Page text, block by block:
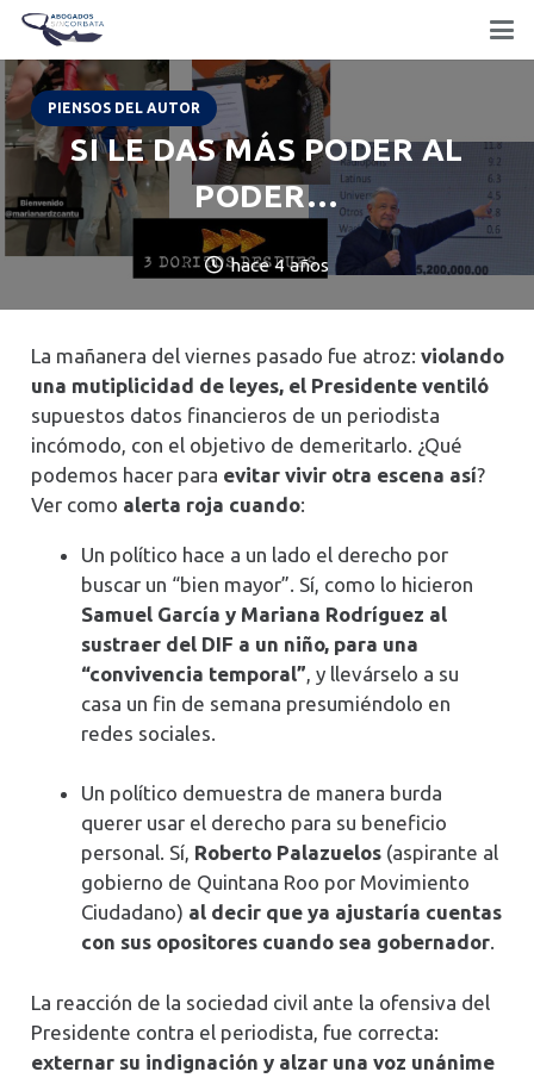
PIENSOS DEL AUTOR
SI LE DAS MÁS PODER AL
PODER…
hace 4 años
La mañanera del viernes pasado fue atroz: violando
una mutiplicidad de leyes, el Presidente ventiló
supuestos datos financieros de un periodista
incómodo, con el objetivo de demeritarlo. ¿Qué
podemos hacer para evitar vivir otra escena así?
Ver como alerta roja cuando:
Un político hace a un lado el derecho por
buscar un “bien mayor”. Sí, como lo hicieron
Samuel García y Mariana Rodríguez al
sustraer del DIF a un niño, para una
“convivencia temporal” , y llevárselo a su
casa un fin de semana presumiéndolo en
redes sociales.
Un político demuestra de manera burda
querer usar el derecho para su beneficio
personal. Sí, Roberto Palazuelos (aspirante al
gobierno de Quintana Roo por Movimiento
Ciudadano) al decir que ya ajustaría cuentas
con sus opositores cuando sea gobernador.
La reacción de la sociedad civil ante la ofensiva del
Presidente contra el periodista, fue correcta:
externar su indignación y alzar una voz unánime